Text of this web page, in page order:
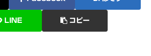
LINE コピー